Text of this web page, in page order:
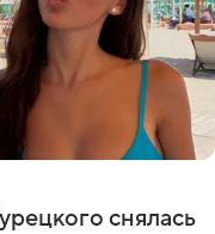
снялась